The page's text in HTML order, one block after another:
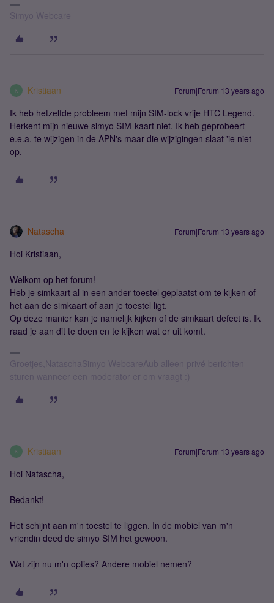
Simyo Webcare
K Kristiaan Forum|Forum|13 years ago
Ik heb hetzelfde probleem met mijn SIM-lock vrije HTC Legend.
Herkent mijn nieuwe simyo SIM-kaart niet. Ik heb geprobeert
e.e.a. te wijzigen in de APN's maar die wijzigingen slaat 'ie niet
op.
Natascha Forum|Forum|13 years ago
Hoi Kristiaan,
Welkom op het forum!
Heb je simkaart al in een ander toestel geplaatst om te kijken of
het aan de simkaart of aan je toestel ligt.
Op deze manier kan je namelijk kijken of de simkaart defect is. Ik
raad je aan dit te doen en te kijken wat er uit komt.
Groetjes,NataschaSimyo WebcareAub alleen privé berichten
sturen wanneer een moderator er om vraagt :)
K Kristiaan Forum|Forum|13 years ago
Hoi Natascha,
Bedankt!
Het schijnt aan m'n toestel te liggen. In de mobiel van m'n
vriendin deed de simyo SIM het gewoon.
Wat zijn nu m'n opties? Andere mobiel nemen?